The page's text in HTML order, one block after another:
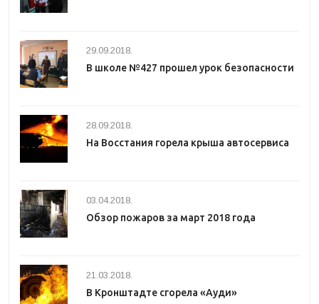
29.09.2018.
В школе №427 прошел урок безопасности
28.09.2018.
На Восстания горела крыша автосервиса
03.04.2018.
Обзор пожаров за март 2018 года
21.03.2018.
В Кронштадте сгорела «Ауди»